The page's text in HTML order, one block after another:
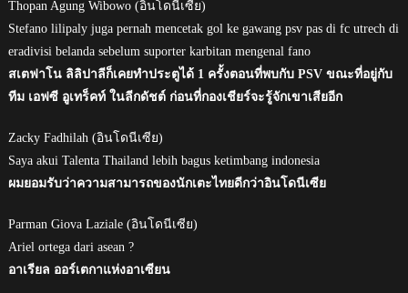
Thopan Agung Wibowo (อินโดนีเซีย)
Stefano lilipaly juga pernah mencetak gol ke gawang psv pas di fc utrech di
eradivisi belanda sebelum suporter karbitan mengenal fano
สเตฟาโน ลิลิปาลีก็เคยทำประตูได้ 1 ครั้งตอนที่พบกับ PSV ขณะที่อยู่กับ
ทีม เอฟซี อูเทร็คท์ ในลีกดัชต์ ก่อนที่กองเชียร์จะรู้จักเขาเสียอีก
Zacky Fadhilah (อินโดนีเซีย)
Saya akui Talenta Thailand lebih bagus ketimbang indonesia
ผมยอมรับว่าความสามารถของนักเตะไทยดีกว่าอินโดนีเซีย
Parman Giova Laziale (อินโดนีเซีย)
Ariel ortega dari asean ?
อาเรียล ออร์เตกาแห่งอาเซียน